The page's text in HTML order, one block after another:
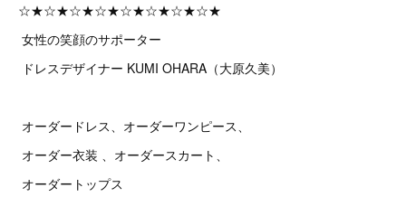
☆★☆★☆★☆★☆★☆★☆★☆★
女性の笑顔のサポーター
ドレスデザイナー KUMI OHARA（大原久美）
オーダードレス、オーダーワンピース、
オーダー衣装 、オーダースカート、
オーダートップス